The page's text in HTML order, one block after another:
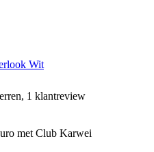
Wit
1 klantreview
met Club Karwei